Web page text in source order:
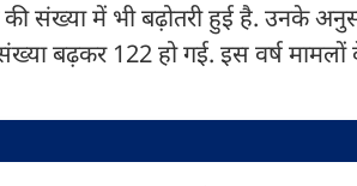
संख्या में भी बढ़ोतरी हुई है. उनके
बढ़कर 122 हो गई. इस वर्ष मामलों